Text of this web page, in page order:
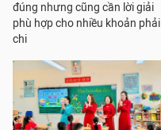
đúng nhưng cũng cần lời giải
phù hợp cho nhiều khoản phải
chi